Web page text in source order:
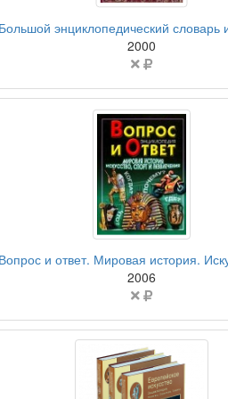
бумажная книга
Большой энциклопедический словарь изобразительного искусства. В
2000
Цена
указана
бумажная книга
Вопрос и ответ. Мировая история. Искусство, спорт и
2006
Цена
указана